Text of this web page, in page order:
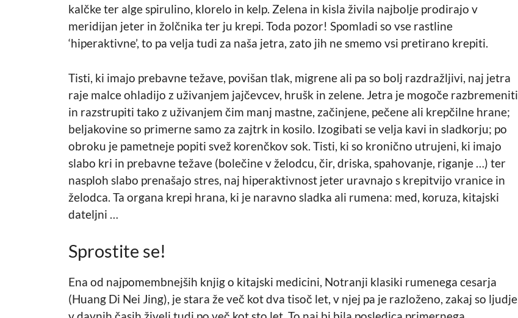
kalčke ter alge spirulino, klorelo in kelp. Zelena in kisla živila najbolje prodirajo v
meridijan jeter in žolčnika ter ju krepi. Toda pozor! Spomladi so vse rastline
‘hiperaktivne’, to pa velja tudi za naša jetra, zato jih ne smemo vsi pretirano krepiti.
Tisti, ki imajo prebavne težave, povišan tlak, migrene ali pa so bolj razdražljivi, naj jetra
raje malce ohladijo z uživanjem jajčevcev, hrušk in zelene. Jetra je mogoče razbremeniti
in razstrupiti tako z uživanjem čim manj mastne, začinjene, pečene ali krepčilne hrane;
beljakovine so primerne samo za zajtrk in kosilo. Izogibati se velja kavi in sladkorju; po
obroku je pametneje popiti svež korenčkov sok. Tisti, ki so kronično utrujeni, ki imajo
slabo kri in prebavne težave (bolečine v želodcu, čir, driska, spahovanje, riganje …) ter
nasploh slabo prenašajo stres, naj hiperaktivnost jeter uravnajo s krepitvijo vranice in
želodca. Ta organa krepi hrana, ki je naravno sladka ali rumena: med, koruza, kitajski
dateljni …
Sprostite se!
Ena od najpomembnejših knjig o kitajski medicini, Notranji klasiki rumenega cesarja
(Huang Di Nei Jing), je stara že več kot dva tisoč let, v njej pa je razloženo, zakaj so ljudje